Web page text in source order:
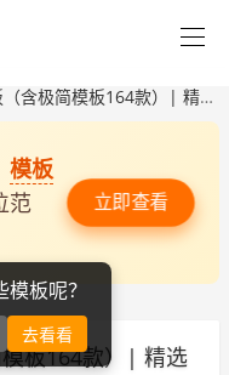
模板164款）| 精选2篇范文参考
模板
范
立即查看
板164款）| 精选
板呢？
去看看